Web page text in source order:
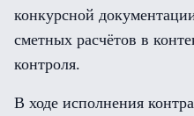
конкурсной
сметных расчётов в
контроля.
В ходе исполнения